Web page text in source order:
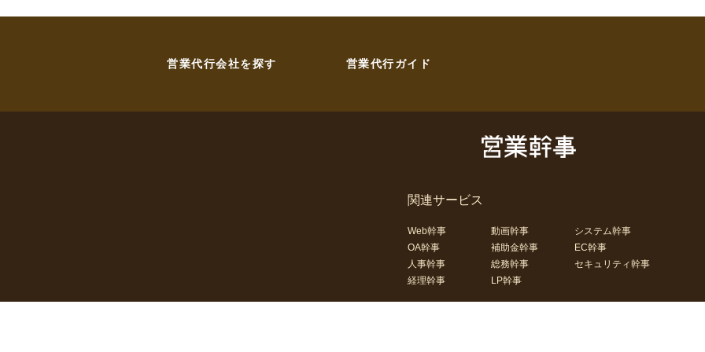
営業代行会社を探す 営業代行ガイド
関連サービス
Web幹事 動画幹事
システム幹事
OA幹事
補助金幹事
EC幹事
人事幹事
総務幹事
セキュリティ幹事
経理幹事
LP幹事